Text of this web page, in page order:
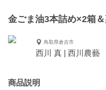
金ごま油3本詰め×2箱
鳥取県倉吉市
西川 真 | 西川農藝
商品説明